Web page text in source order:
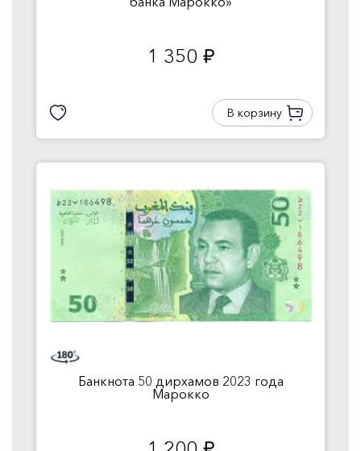
1 350 руб.
В корзину
Банкнота 50 дирхамов 2023 года
Марокко